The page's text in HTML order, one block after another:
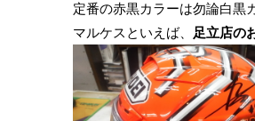
定番の赤黒カラーは勿論白黒
マルケスといえば、
足立店の